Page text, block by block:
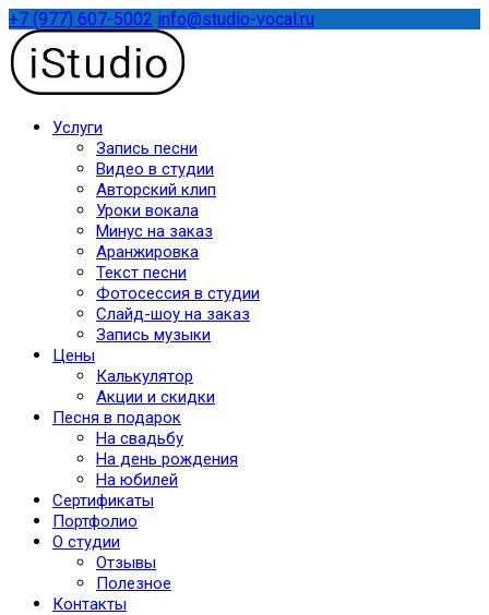
+7 (977) 607-5002 info@studio-vocal.ru
Услуги
Запись песни
Видео в студии
Авторский клип
Уроки вокала
Минус на заказ
Аранжировка
Текст песни
Фотосессия в студии
Слайд-шоу на заказ
Запись музыки
Цены
Калькулятор
Акции и скидки
Песня в подарок
На свадьбу
На день рождения
На юбилей
Сертификаты
Портфолио
О студии
Отзывы
Полезное
Контакты